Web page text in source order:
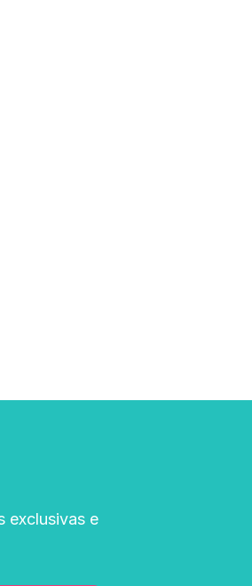
exclusivas e